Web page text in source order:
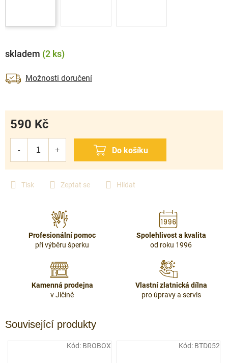
Tisk Zeptat se Hlídat
skladem (2 ks)
Možnosti doručení
590 Kč
Profesionální pomoc
při výběru šperku
Spolehlivost a kvalita
od roku 1996
Kamenná prodejna
v Jičíně
Vlastní zlatnická dílna
pro úpravy a servis
Související produkty
Kód: BROBOX Kód: BTD052